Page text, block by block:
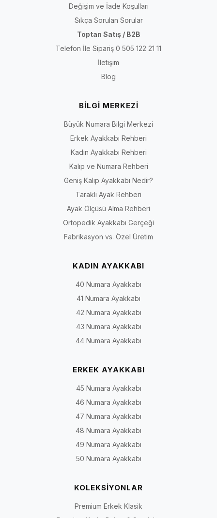
Değişim ve İade Koşulları
Sıkça Sorulan Sorular
Toptan Satış / B2B
Telefon İle Sipariş 0 505 122 21 11
İletişim
Blog
BİLGİ MERKEZİ
Büyük Numara Bilgi Merkezi
Erkek Ayakkabı Rehberi
Kadın Ayakkabı Rehberi
Kalıp ve Numara Rehberi
Geniş Kalıp Ayakkabı Nedir?
Taraklı Ayak Rehberi
Ayak Ölçüsü Alma Rehberi
Ortopedik Ayakkabı Gerçeği
Fabrikasyon vs. Özel Üretim
KADIN AYAKKABI
40 Numara Ayakkabı
41 Numara Ayakkabı
42 Numara Ayakkabı
43 Numara Ayakkabı
44 Numara Ayakkabı
ERKEK AYAKKABI
45 Numara Ayakkabı
46 Numara Ayakkabı
47 Numara Ayakkabı
48 Numara Ayakkabı
49 Numara Ayakkabı
50 Numara Ayakkabı
KOLEKSİYONLAR
Premium Erkek Klasik